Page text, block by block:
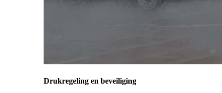
Drukregeling en beveiliging